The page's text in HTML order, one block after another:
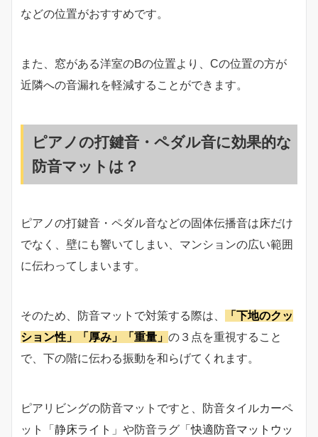
などの位置がおすすめです。
また、窓がある洋室のBの位置より、Cの位置の方が
近隣への音漏れを軽減することができます。
ピアノの打鍵音・ペダル音に効果的な
防音マットは？
ピアノの打鍵音・ペダル音などの固体伝播音は床だけ
でなく、壁にも響いてしまい、マンションの広い範囲
に伝わってしまいます。
そのため、防音マットで対策する際は、
「下地のクッ
ション性」「厚み」「重量」 の３点を重視すること
で、下の階に伝わる振動を和らげてくれます。
ピアリビングの防音マットですと、防音タイルカーペ
ット「 静床ライト 」や防音ラグ「快適防音マットウッ